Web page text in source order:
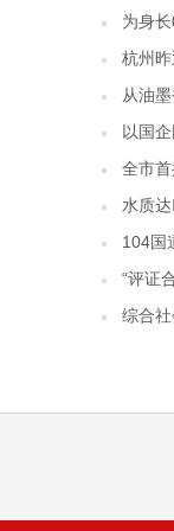
为身长
杭州昨
从油
以国
全市首
水质
104国
“评证
综合社